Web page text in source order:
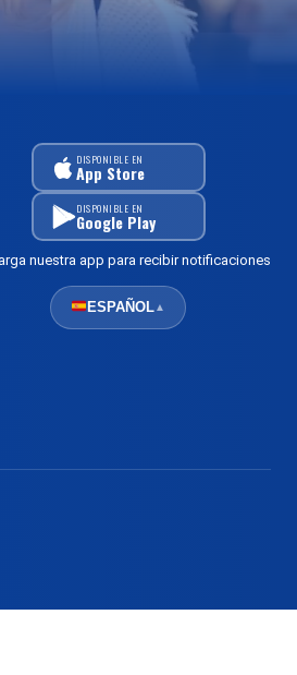
DISPONIBLE EN
App Store
DISPONIBLE EN
Google Play
nuestra app para recibir notificaciones
ESPAÑOL▲